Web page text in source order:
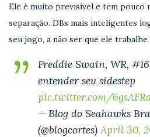
Ele é muito previsível e tem
separação. DBs mais inteligentes
seu jogo, a não ser que ele trabalhe
Freddie Swain, WR,
entender seu sidestep
pic.twitter.com/
— Blog do Seahawks
(@blogcortes)April 30,